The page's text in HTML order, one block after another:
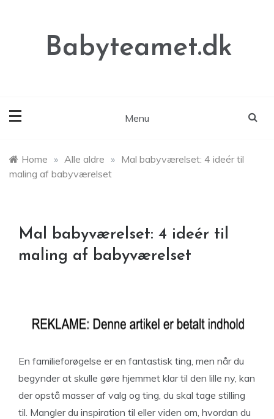
Babyteamet.dk
Menu
Home » Alle aldre » Mal babyværelset: 4 ideér til
maling af babyværelset
Mal babyværelset: 4 ideér til
maling af babyværelset
En familieforøgelse er en fantastisk ting, men når du
begynder at skulle gøre hjemmet klar til den lille ny, kan
der opstå masser af valg og ting, du skal tage stilling
til. Mangler du inspiration til eller viden om, hvordan du